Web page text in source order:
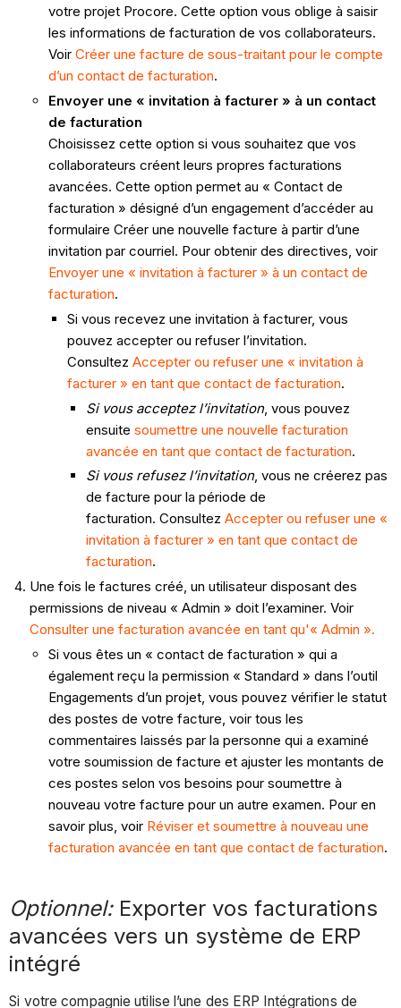
votre projet Procore. Cette option vous oblige à saisir
les informations de facturation de vos collaborateurs.
Voir Créer une facture de sous-traitant pour le compte
d’un contact de facturation.
Envoyer une « invitation à facturer » à un contact
de facturation
Choisissez cette option si vous souhaitez que vos
collaborateurs créent leurs propres facturations
avancées. Cette option permet au « Contact de
facturation » désigné d’un engagement d’accéder au
formulaire Créer une nouvelle facture à partir d’une
invitation par courriel. Pour obtenir des directives, voir
Envoyer une « invitation à facturer » à un contact de
facturation.
Si vous recevez une invitation à facturer, vous
pouvez accepter ou refuser l’invitation.
Consultez Accepter ou refuser une « invitation à
facturer » en tant que contact de facturation.
Si vous acceptez l’invitation, vous pouvez
ensuite soumettre une nouvelle facturation
avancée en tant que contact de facturation.
Si vous refusez l’invitation, vous ne créerez pas
de facture pour la période de
facturation. Consultez Accepter ou refuser une «
invitation à facturer » en tant que contact de
facturation.
Une fois le factures créé, un utilisateur disposant des
permissions de niveau « Admin » doit l’examiner. Voir
Consulter une facturation avancée en tant qu'« Admin ».
Si vous êtes un « contact de facturation » qui a
également reçu la permission « Standard » dans l’outil
Engagements d’un projet, vous pouvez vérifier le statut
des postes de votre facture, voir tous les
commentaires laissés par la personne qui a examiné
votre soumission de facture et ajuster les montants de
ces postes selon vos besoins pour soumettre à
nouveau votre facture pour un autre examen. Pour en
savoir plus, voir Réviser et soumettre à nouveau une
facturation avancée en tant que contact de facturation.
Optionnel: Exporter vos facturations
avancées vers un système de ERP
intégré
Si votre compagnie utilise l’une des ERP Intégrations de